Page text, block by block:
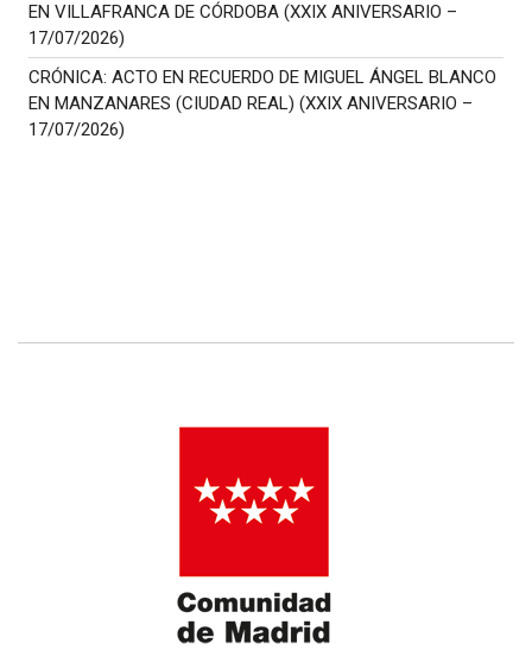
EN VILLAFRANCA DE CÓRDOBA (XXIX ANIVERSARIO –
17/07/2026)
CRÓNICA: ACTO EN RECUERDO DE MIGUEL ÁNGEL BLANCO
EN MANZANARES (CIUDAD REAL) (XXIX ANIVERSARIO –
17/07/2026)